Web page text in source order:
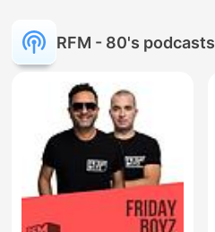
RFM - 80's podcasts